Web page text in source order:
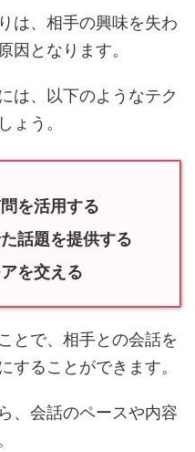
因となります。
ょう。
話題を提供する
を交える
とで、相手との会話を
することができます。